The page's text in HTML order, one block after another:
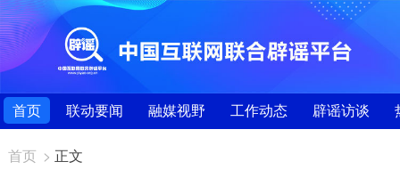
首页 联动要闻 融媒视野 工作动态 辟谣访谈
首页 > 正文